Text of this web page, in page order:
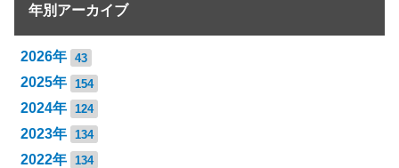
年別アーカイブ
2026年 43
2025年 154
2024年 124
2023年 134
2022年 134